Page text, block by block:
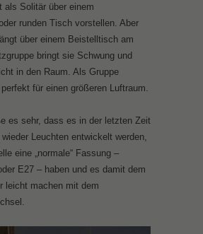
als Solitär über einem
runden Tisch vorstellen. Aber
über einem Beistelltisch am
bringt sie Schwung und
in den Raum. Als Gruppe
für einen größeren Luftraum.
es sehr, dass es in der letzten Zeit
Leuchten entwickelt werden,
eine „normale“ Fassung –
E27 – haben und es damit dem
leicht machen mit dem